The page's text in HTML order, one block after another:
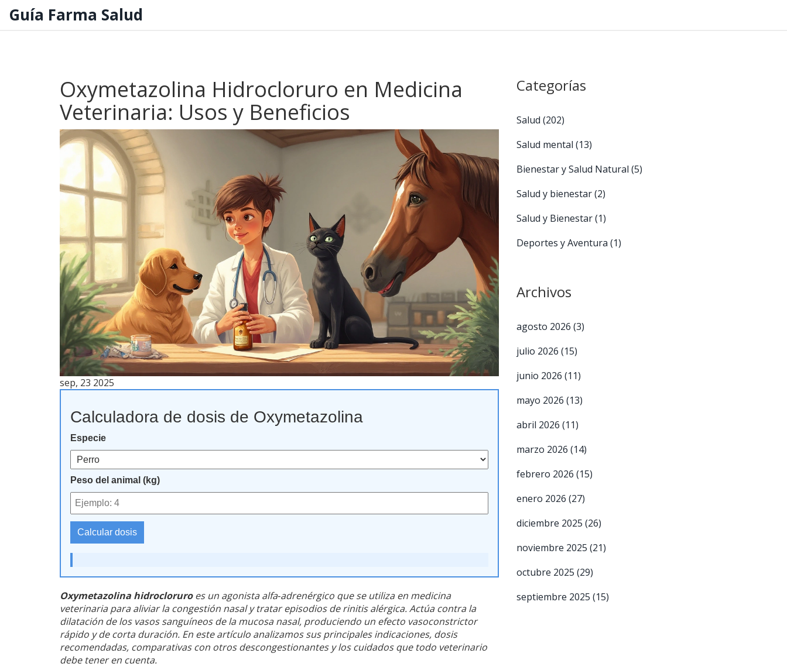
Guía Farma Salud
Oxymetazolina Hidrocloruro en Medicina
Veterinaria: Usos y Beneficios
sep, 23 2025
Calculadora de dosis de Oxymetazolina
Especie
Peso del animal (kg)
Calcular dosis
Oxymetazolina hidrocloruroes un agonista alfa‑adrenérgico que se utiliza en medicina
veterinariapara aliviar lacongestión nasaly tratar episodios derinitis alérgica. Actúa contra la
dilatación de los vasos sanguíneos de la mucosa nasal, produciendo un efecto vasoconstrictor
rápido y de corta duración. En este artículo analizamos sus principales indicaciones, dosis
recomendadas, comparativas con otros descongestionantes y los cuidados que todo veterinario
debe tener en cuenta.
Categorías
Salud (202)
Salud mental (13)
Bienestar y Salud Natural (5)
Salud y bienestar(2)
Salud y Bienestar(1)
Deportes y Aventura (1)
Archivos
agosto 2026 (3)
julio 2026 (15)
junio 2026 (11)
mayo 2026 (13)
abril 2026 (11)
marzo 2026 (14)
febrero 2026 (15)
enero 2026 (27)
diciembre 2025 (26)
noviembre 2025 (21)
octubre 2025 (29)
septiembre 2025 (15)